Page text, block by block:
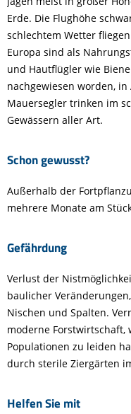
Erde. Die Flughöhe
schlechtem Wetter
Europa sind als
und Hautflügler wie
nachgewiesen worden,
Mauersegler trinken im
Gewässern aller Art.
Schon gewusst?
Außerhalb der
mehrere Monate am
Gefährdung
Verlust der
baulicher
Nischen und Spalten.
moderne
Populationen zu leiden
durch sterile Ziergärten
Helfen Sie mit